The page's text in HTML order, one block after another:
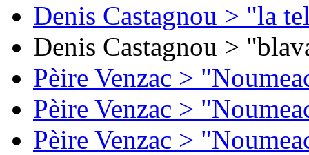
Denis Castagnou > "la
Denis Castagnou >
Pèire Venzac >
Pèire Venzac >
Pèire Venzac >